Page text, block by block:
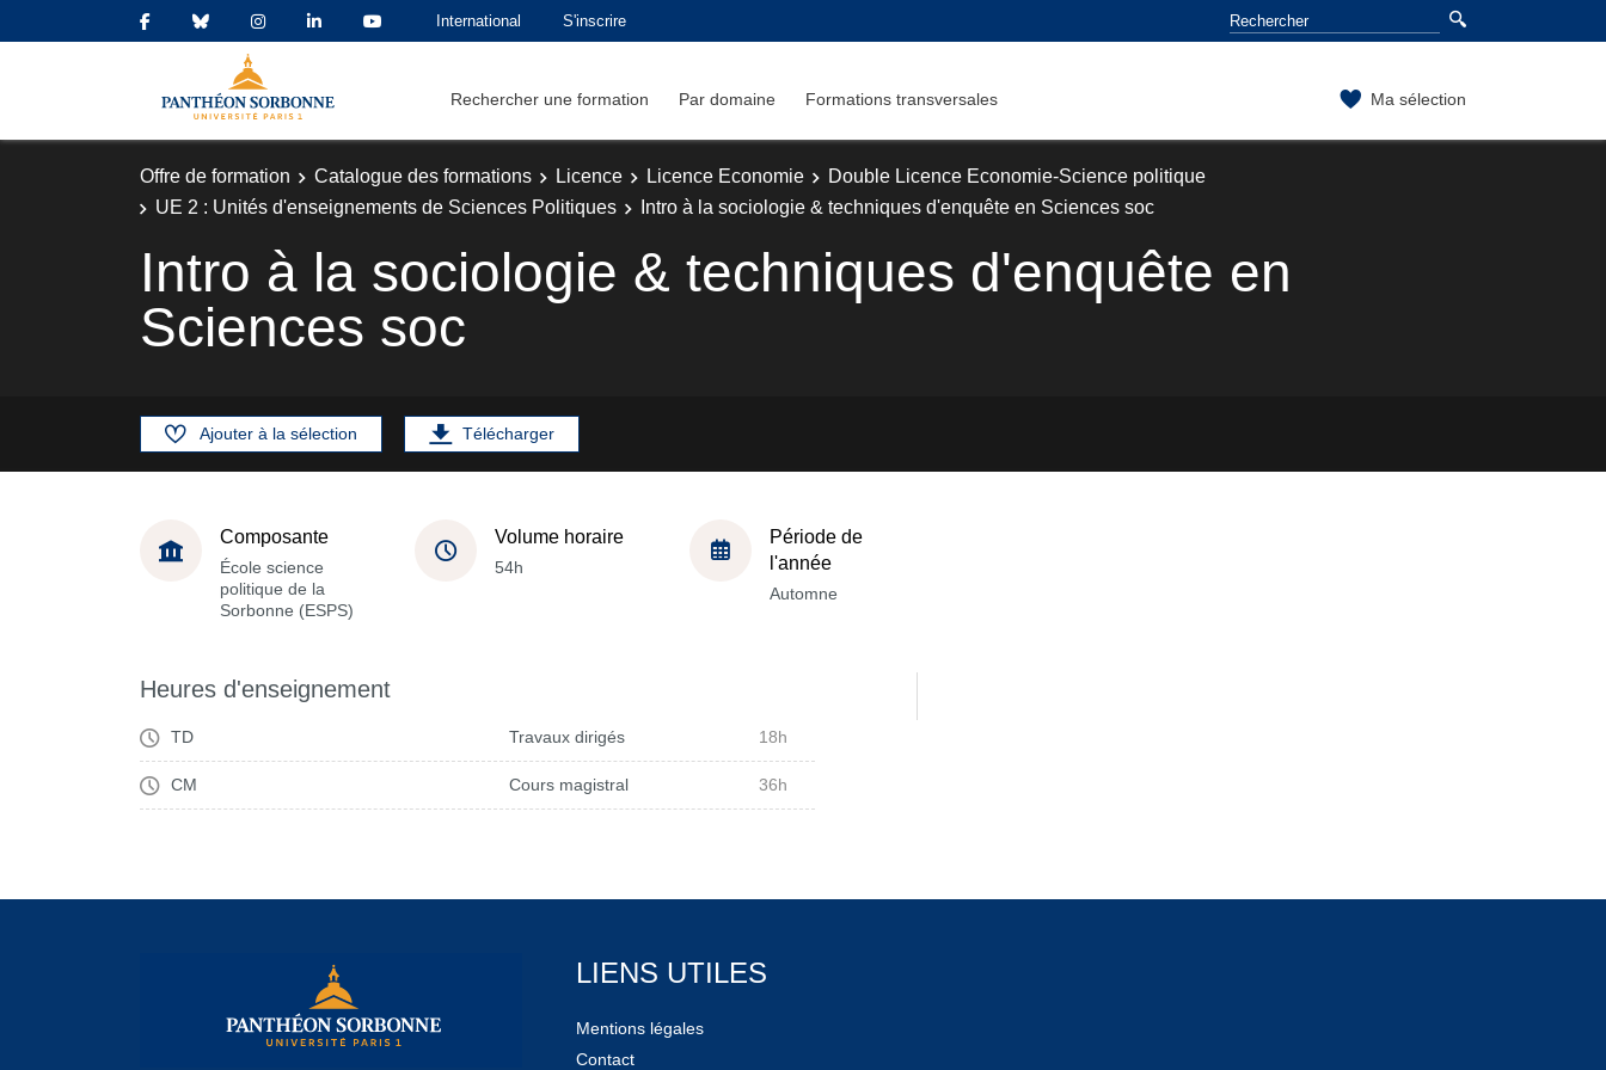
International S'inscrire
Rechercher une formation Par domaine Formations transversales Ma sélection
Offre de formation Catalogue des formations Licence Licence Economie
Double Licence Economie-Science politique
UE 2 : Unités d'enseignements de Sciences Politiques
Intro à la sociologie & techniques d'enquête en Sciences soc
Intro à la sociologie & techniques d'enquête en
Sciences soc
Ajouter à la sélection Télécharger
Composante
École science
politique de la
Sorbonne (ESPS)
Volume horaire
54h
Période de
l'année
Automne
Heures d'enseignement
TD Travaux dirigés 18h
CM Cours magistral 36h
LIENS UTILES
Mentions légales
Contact